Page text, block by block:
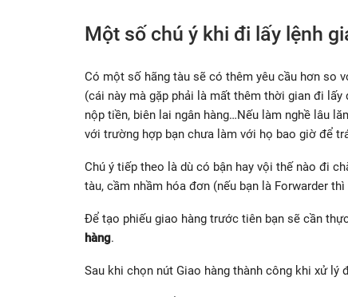
Một số chú ý khi đi lấy lệnh
Có một số hãng tàu sẽ có thêm yêu cầu hơn so
(cái này mà gặp phải là mất thêm thời gian đi
nộp tiền, biên lai ngân hàng…Nếu làm nghề lâu
với trường hợp bạn chưa làm với họ bao giờ để
Chú ý tiếp theo là dù có bận hay vội thế nào đi
tàu, cầm nhầm hóa đơn (nếu bạn là Forwarder
Để tạo phiếu giao hàng trước tiên bạn sẽ cần
hàng.
Sau khi chọn nút Giao hàng thành công khi xử